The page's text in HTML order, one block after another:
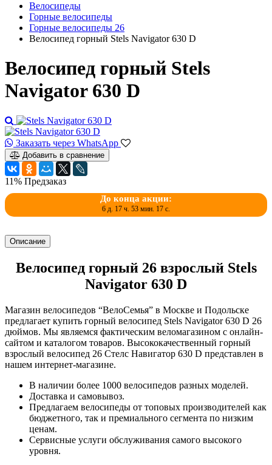
Велосипеды
Горные велосипеды
Горные велосипеды 26
Велосипед горный Stels Navigator 630 D
Велосипед горный Stels
Navigator 630 D
Заказать через WhatsApp
Добавить в сравнение
11% Предзаказ
До конца акции:
6 д. 17 ч. 53 мин. 17 с.
Описание
Велосипед горный 26 взрослый Stels
Navigator 630 D
Магазин велосипедов “ВелоСемья” в Москве и Подольске
предлагает купить горный велосипед Stels Navigator 630 D 26
дюймов. Мы являемся фактическим веломагазином с онлайн-
сайтом и каталогом товаров. Высококачественный горный
взрослый велосипед 26 Стелс Навигатор 630 D представлен в
нашем интернет-магазине.
В наличии более 1000 велосипедов разных моделей.
Доставка и самовывоз.
Предлагаем велосипеды от топовых производителей как
бюджетного, так и премиального сегмента по низким
ценам.
Сервисные услуги обслуживания самого высокого
уровня.